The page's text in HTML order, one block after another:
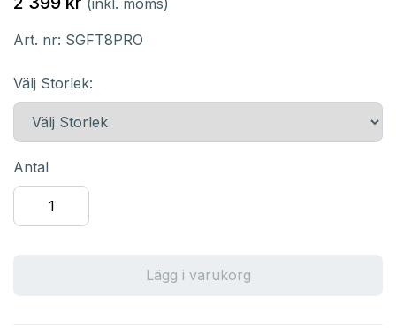
Art. nr: SGFT8PRO
Välj Storlek:
Antal
Lägg i varukorg